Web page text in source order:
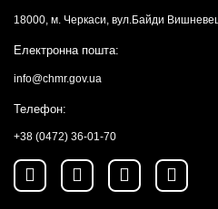
18000, м. Черкаси, вул.Байди
Електронна пошта:
info@chmr.gov.ua
Телефон:
+38 (0472) 36-01-70